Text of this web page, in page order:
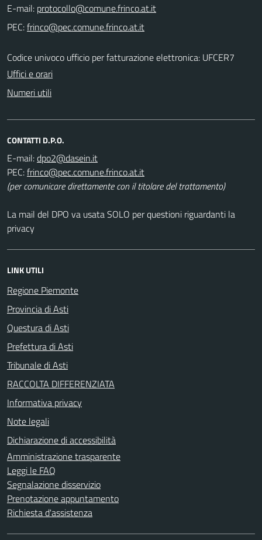
E-mail:
PEC:
Codice univoco ufficio per fatturazione elettronica: UFCER7
Uffici e orari
Numeri utili
CONTATTI D.P.O.
E-mail:
PEC:
(per comunicare direttamente con il titolare del trattamento)
La mail del DPO va usata SOLO per questioni riguardanti la
privacy
LINK UTILI
Regione Piemonte
Provincia di Asti
Questura di Asti
Prefettura di Asti
Tribunale di Asti
RACCOLTA DIFFERENZIATA
Informativa privacy
Note legali
Dichiarazione di accessibilità
Amministrazione trasparente
Leggi le FAQ
Segnalazione disservizio
Prenotazione appuntamento
Richiesta d'assistenza